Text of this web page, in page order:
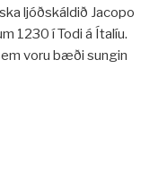
ljóðskáldið Jacopo
1230 í Todi á Ítalíu.
voru bæði sungin